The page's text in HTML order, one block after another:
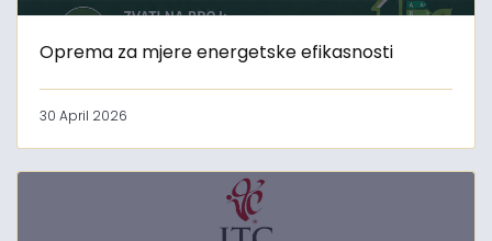
Oprema za mjere energetske efikasnosti
30 April 2026